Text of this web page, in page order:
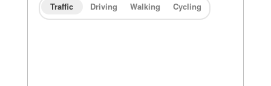
Traffic Driving Walking Cycling